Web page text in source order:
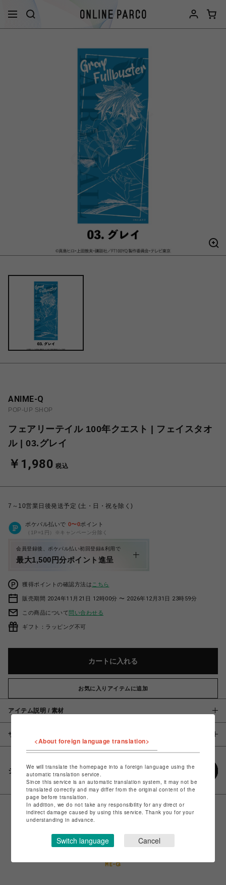
ANIME-Q
POP-UP SHOP
フェアリーテイル 100年クエスト | フェイスタオ
ル | 03.グレイ
￥1,980 税込
7～10営業日後発送予定 (土・日・祝を除く)
ポケパル払いで 0〜0ポイント
（1P=1円）※キャンペーン分除く
会員登録後、ポケパル払い初回登録&利用で
最大1,500円分ポイント進呈
獲得ポイントの確認方法は こちら
販売期間 2024年11月21日 12時00分 〜 2026年12月31日 23時59分
この商品について問い合わせる
ギフト：ラッピング不可
カートに入れる
お気に入りアイテムに追加
アイテム説明 / 素材
サイズ
シェアする
<About foreign language translation>
We will translate the homepage into a foreign language using the
automatic translation service.
Since this service is an automatic translation system, it may not be
translated correctly and may differ from the original content of the
page before translation.
In addition, we do not take any responsibility for any direct or
indirect damage caused by using this service. Thank you for your
understanding in advance.
Switch language Cancel